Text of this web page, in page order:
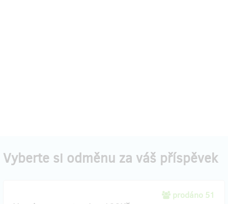
Vyberte si odměnu za váš příspěvek
prodáno 51